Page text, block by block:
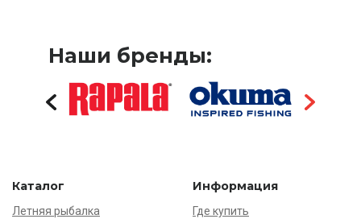
Наши бренды:
Каталог
Летняя рыбалка
Информация
Где купить